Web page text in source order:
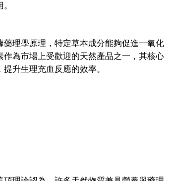
理學原理，特定草本成分能夠促進一氧化
為市場上受歡迎的天然產品之一，其核心
升生理充血反應的效率。